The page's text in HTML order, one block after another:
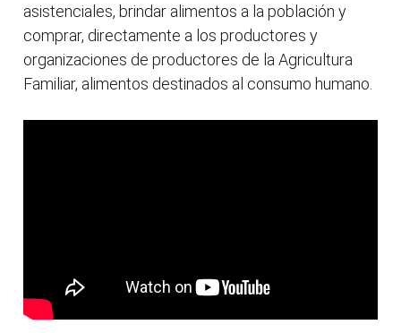
asistenciales, brindar alimentos a la población y
comprar, directamente a los productores y
organizaciones de productores de la Agricultura
Familiar, alimentos destinados al consumo humano.